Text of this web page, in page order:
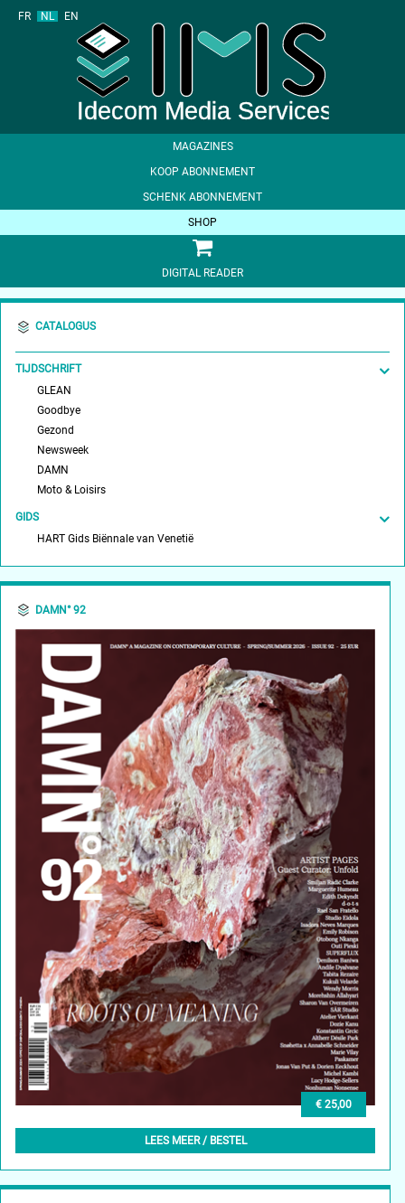
FR NL EN
MAGAZINES
KOOP ABONNEMENT
SCHENK ABONNEMENT
SHOP
DIGITAL READER
CATALOGUS
TIJDSCHRIFT
GLEAN
Goodbye
Gezond
Newsweek
DAMN
Moto & Loisirs
GIDS
HART Gids Biënnale van Venetië
DAMN° 92
€ 25,00
DAMN° 92 - SPRING/SUMMER 2026
LEES MEER / BESTEL